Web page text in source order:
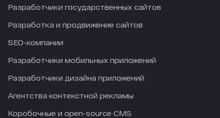
Разработчики государственных сайтов
Разработка и продвижение сайтов
SEO-компании
Разработчики мобильных приложений
Разработчики дизайна приложений
Агентства контекстной рекламы
Коробочные и open-source CMS